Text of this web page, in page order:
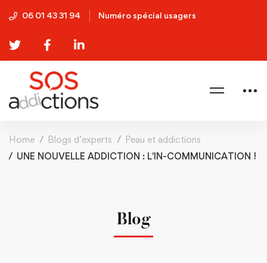
06 01 43 31 94 Numéro spécial usagers
Home Blogs d’experts
Peau et addictions
UNE NOUVELLE ADDICTION : L'IN-COMMUNICATION !
Blog